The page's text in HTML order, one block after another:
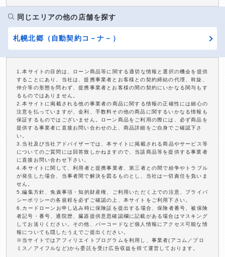
同じエリアの他の店舗を探す
札幌北郷（自動契約コ－ナ－）
1.本サイトの目的は、ローン商品等に関する適切な情報と選択の機会を提供
することにあり、当社は、提携事業者とお客様との契約締結の代理、斡旋、
仲介等の形態を問わず、提携事業者とお客様の間の契約にいかなる関与もす
るものではありません。
2.本サイトに掲載される他の事業者の商品に関する情報の正確性には細心の
注意を払っていますが、金利、手数料その他の商品に関するいかなる情報も
保証するものではございません。ローン商品をご利用の際には、必ず商品を
提供する事業者に直接お問い合わせの上、商品詳細をご自身でご確認下さ
い。
3.当社及び当社アドバイザーでは、本サイトに掲載される商品やサービス等
についてのご質問には回答致しかねますので、当該商品等を提供する事業者
に直接お問い合わせ下さい。
4.本サイトに関して、利用者と提携事業者、第三者との間で紛争やトラブル
が発生した場合、当事者間で解決を図るものとし、当社は一切責任を負いま
せん。
5.編集方針、免責事項・知的財産権、ご利用いただく上での注意、プライバ
シーポリシーの各規程を必ずご確認の上、本サイトをご利用下さい。
6.カードローンお申し込み時に保険証を提出する場合、保険者番号、被保険
者記号・番号、通院歴、臓器提供意思確認欄に記載がある場合はマスキング
してお送りください。その他、バーコードなど個人情報にアクセス可能な情
報についても隠したうえでご提出ください。
※当サイトではアフィリエイトプログラムを利用し、事業者(アコム／プロ
ミス／アイフルなど)から委託を受け広告収益を得て運営しております。